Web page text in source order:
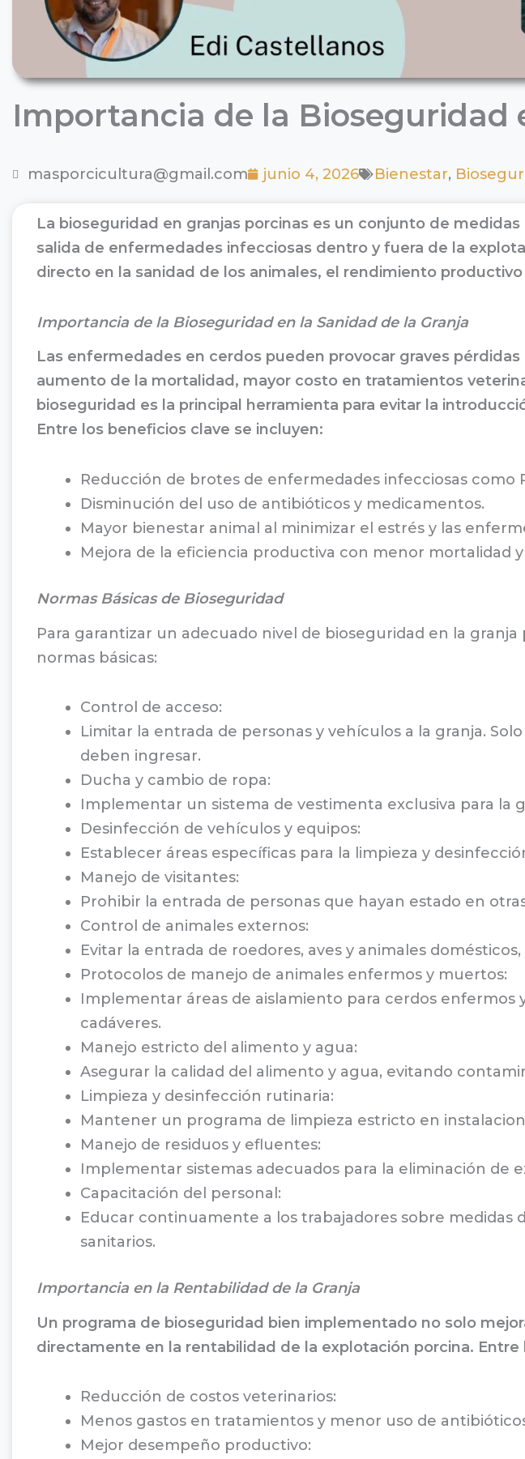
Importancia de la Bioseguridad
masporcicultura@gmail.com junio 4, 2026 Bienestar,
La bioseguridad en granjas porcinas es un conjunto de
salida de enfermedades infecciosas dentro y fuera de la
directo en la sanidad de los animales, el rendimiento
Importancia de la Bioseguridad en la Sanidad de la Granja
Las enfermedades en cerdos pueden provocar graves
aumento de la mortalidad, mayor costo en tratamientos
bioseguridad es la principal herramienta para evitar la
Entre los beneficios clave se incluyen:
Reducción de brotes de enfermedades infecciosas como
Disminución del uso de antibióticos y medicamentos.
Mayor bienestar animal al minimizar el estrés y las
Mejora de la eficiencia productiva con menor mortalidad
Normas Básicas de Bioseguridad
Para garantizar un adecuado nivel de bioseguridad en la
normas básicas:
Control de acceso:
Limitar la entrada de personas y vehículos a la granja.
deben ingresar.
Ducha y cambio de ropa:
Implementar un sistema de vestimenta exclusiva para la
Desinfección de vehículos y equipos:
Establecer áreas específicas para la limpieza y
Manejo de visitantes:
Prohibir la entrada de personas que hayan estado en
Control de animales externos:
Evitar la entrada de roedores, aves y animales
Protocolos de manejo de animales enfermos y muertos:
Implementar áreas de aislamiento para cerdos
cadáveres.
Manejo estricto del alimento y agua:
Asegurar la calidad del alimento y agua, evitando
Limpieza y desinfección rutinaria:
Mantener un programa de limpieza estricto en
Manejo de residuos y efluentes:
Implementar sistemas adecuados para la eliminación de
Capacitación del personal:
Educar continuamente a los trabajadores sobre
sanitarios.
Importancia en la Rentabilidad de la Granja
Un programa de bioseguridad bien implementado no solo
directamente en la rentabilidad de la explotación porcina.
Reducción de costos veterinarios:
Menos gastos en tratamientos y menor uso de
Mejor desempeño productivo: